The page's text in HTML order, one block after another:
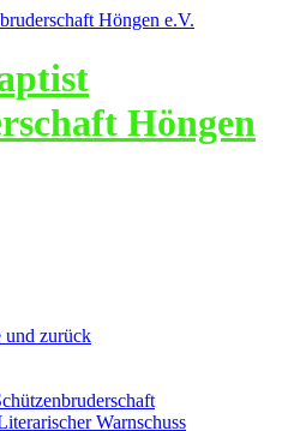
Höngen
und zurück
Warnschuss